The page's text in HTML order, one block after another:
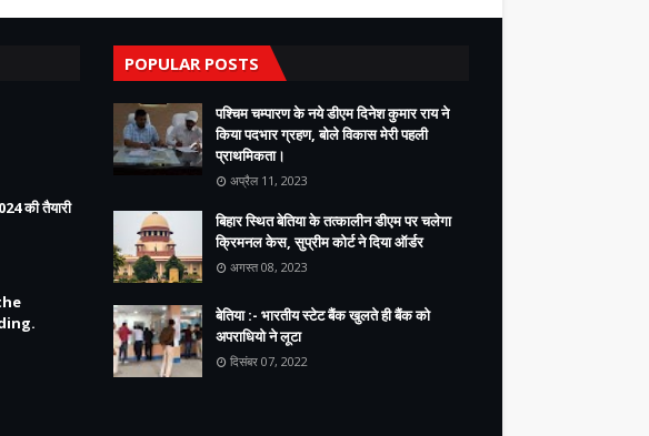
की तैयारी
POPULAR POSTS
पश्चिम चम्पारण के नये डीएम दिनेश कुमार राय ने
किया पदभार ग्रहण, बोले विकास मेरी पहली
प्राथमिकता।
अप्रैल 11, 2023
बिहार स्थित बेतिया के तत्कालीन डीएम पर चलेगा
क्रिमनल केस, सुप्रीम कोर्ट ने दिया ऑर्डर
अगस्त 08, 2023
बेतिया :- भारतीय स्टेट बैंक खुलते ही बैंक को
अपराधियो ने लूटा
दिसंबर 07, 2022